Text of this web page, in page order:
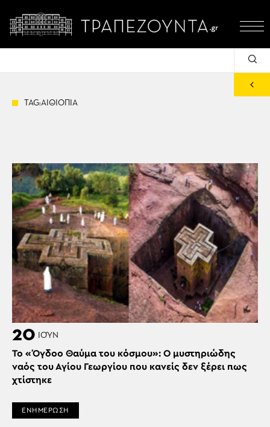
TAG:ΑΙΘΙΟΠΙΑ
20 ΙΟΎΝ
Το «Όγδοο Θαύμα του κόσμου»: Ο μυστηριώδης
ναός του Αγίου Γεωργίου που κανείς δεν ξέρει πως
χτίστηκε
ΕΝΗΜΕΡΩΣΗ